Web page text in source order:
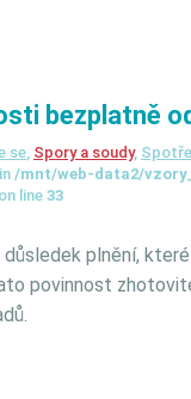
bezplatně
se, Spory a soudy,
/mnt/web-data2/
on line 33
plnění,
povinnost